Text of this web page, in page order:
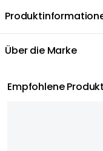
Über die Marke
Empfohlene